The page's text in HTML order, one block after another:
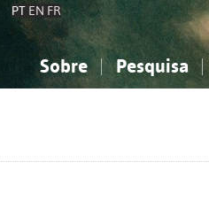
PT EN FR
Sobre Pesquisa